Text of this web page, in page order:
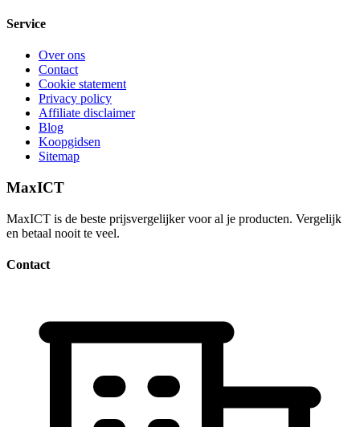
Service
Over ons
Contact
Cookie statement
Privacy policy
Affiliate disclaimer
Blog
Koopgidsen
Sitemap
MaxICT
MaxICT is de beste prijsvergelijker voor al je producten. Vergelijk
en betaal nooit te veel.
Contact